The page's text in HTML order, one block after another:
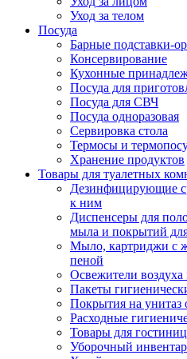
Уход за телом
Посуда
Барные подставки-
Консервирование
Кухонные
Посуда для
Посуда для СВЧ
Посуда одноразовая
Сервировка стола
Термосы и
Хранение продуктов
Товары для туалетных
Дезинфицирующие
к ним
Диспенсеры для
мыла и покрытий
Мыло, картриджи с
пеной
Освежители
Пакеты
Покрытия на унитаз
Расходные
Товары для гостиниц
Уборочный